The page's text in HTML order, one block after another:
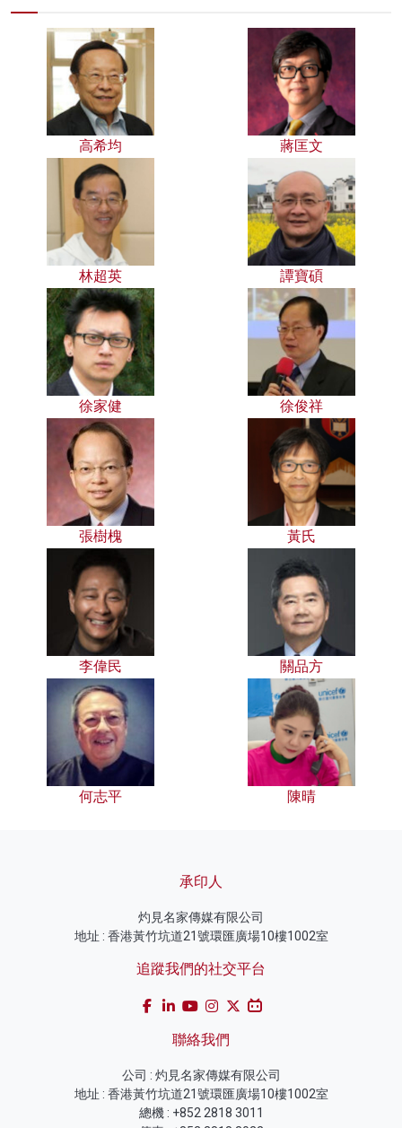
高希均 蔣匡文
林超英 譚寶碩
徐家健 徐俊祥
張樹槐 黃氏
李偉民 關品方
何志平 陳晴
承印人
灼見名家傳媒有限公司
地址 : 香港黃竹坑道21號環匯廣場10樓1002室
追蹤我們的社交平台
聯絡我們
公司 : 灼見名家傳媒有限公司
地址 : 香港黃竹坑道21號環匯廣場10樓1002室
總機 : +852 2818 3011